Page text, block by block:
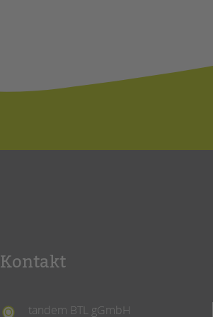
Kontakt
tandem BTL gGmbH